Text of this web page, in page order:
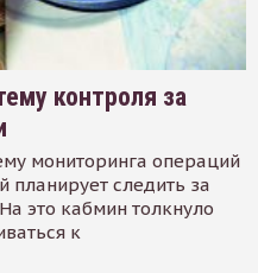
контроля за
мониторинга операций
следить за
это кабмин толкнуло
к